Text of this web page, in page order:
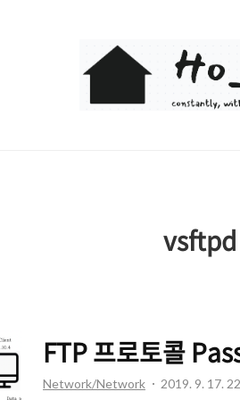
vsftpd
FTP 프로토콜
Network/Network 2019. 9. 17.